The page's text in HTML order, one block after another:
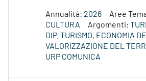
Annualità: 2026 Aree
CULTURA
Argomenti:
DIP. TURISMO, ECONOMIA
VALORIZZAZIONE DEL
URP COMUNICA